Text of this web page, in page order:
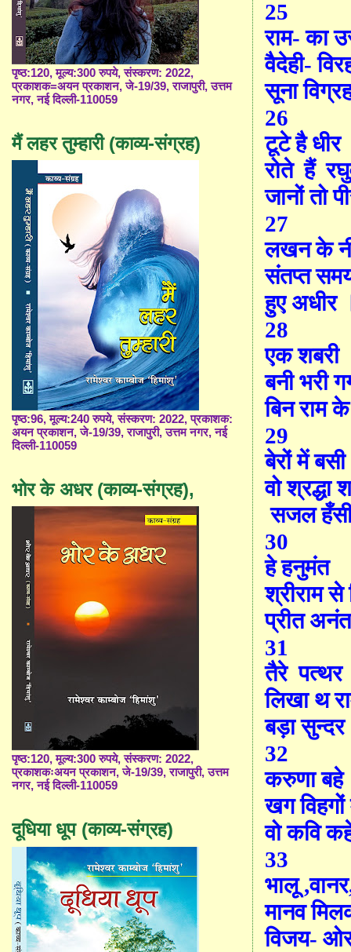
25
राम- का
वैदेही-
सूना
26
टूटे है धीर
रोते हैं
जानों तो
27
लखन के
संतप्त
हुए अधीर
28
एक शबरी
बनी भरी
बिन राम
29
बेरों में बसी
वो श्रद्धा
सजल
30
हे हनुमंत
श्रीराम
प्रीत
31
तैरे पत्थर
लिखा थ
बड़ा
32
करुणा बहे
खग विहगों
वो कवि
33
भालू,वानर
मानव
विजय-
पृष्ठ:120, मूल्य:300 रुपये, संस्करण: 2022,
प्रकाशक=अयन प्रकाशन, जे-19/39, राजापुरी, उत्तम
नगर, नई दिल्ली-110059
मैं लहर तुम्हारी (काव्य-संग्रह)
पृष्ठ:96, मूल्य:240 रुपये, संस्करण: 2022, प्रकाशक:
अयन प्रकाशन, जे-19/39, राजापुरी, उत्तम नगर, नई
दिल्ली-110059
भोर के अधर (काव्य-संग्रह),
पृष्ठ:120, मूल्य:300 रुपये, संस्करण: 2022,
प्रकाशकःअयन प्रकाशन, जे-19/39, राजापुरी, उत्तम
नगर, नई दिल्ली-110059
दूधिया धूप (काव्य-संग्रह)